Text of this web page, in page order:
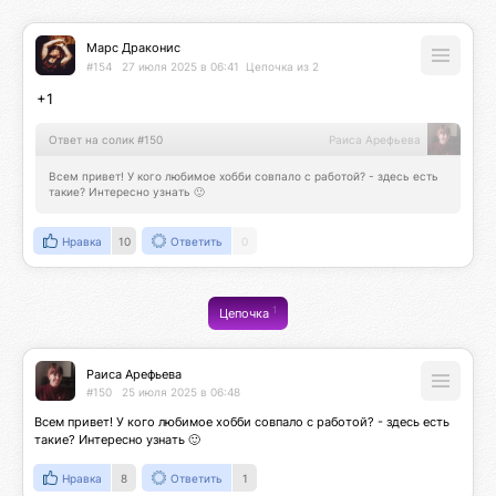
Марс Драконис
#154 27 июля 2025 в 06:41 Цепочка из 2
+1
Ответ на солик #150 Раиса Арефьева
Всем привет! У кого любимое хобби совпало с работой? - здесь есть
такие? Интересно узнать 🙂
Нравка 10 Ответить 0
Цепочка1
Раиса Арефьева
#150 25 июля 2025 в 06:48
Всем привет! У кого любимое хобби совпало с работой? - здесь есть
такие? Интересно узнать 🙂
Нравка 8 Ответить 1